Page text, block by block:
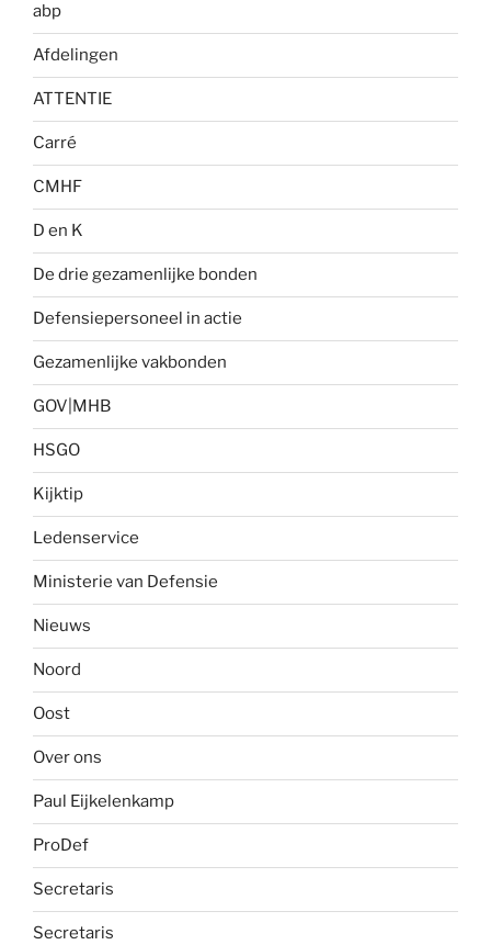
abp
Afdelingen
ATTENTIE
Carré
CMHF
D en K
De drie gezamenlijke bonden
Defensiepersoneel in actie
Gezamenlijke vakbonden
GOV|MHB
HSGO
Kijktip
Ledenservice
Ministerie van Defensie
Nieuws
Noord
Oost
Over ons
Paul Eijkelenkamp
ProDef
Secretaris
Secretaris